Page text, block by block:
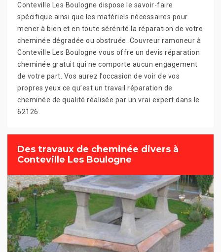
Conteville Les Boulogne dispose le savoir-faire
spécifique ainsi que les matériels nécessaires pour
mener à bien et en toute sérénité la réparation de votre
cheminée dégradée ou obstruée. Couvreur ramoneur à
Conteville Les Boulogne vous offre un devis réparation
cheminée gratuit qui ne comporte aucun engagement
de votre part. Vos aurez l’occasion de voir de vos
propres yeux ce qu’est un travail réparation de
cheminée de qualité réalisée par un vrai expert dans le
62126.
Des travaux de cheminée divers à
Conteville Les Boulogne